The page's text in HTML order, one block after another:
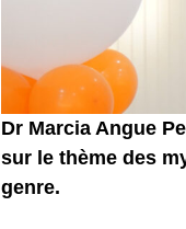
Dr Marcia Angue
sur le thème des
genre.